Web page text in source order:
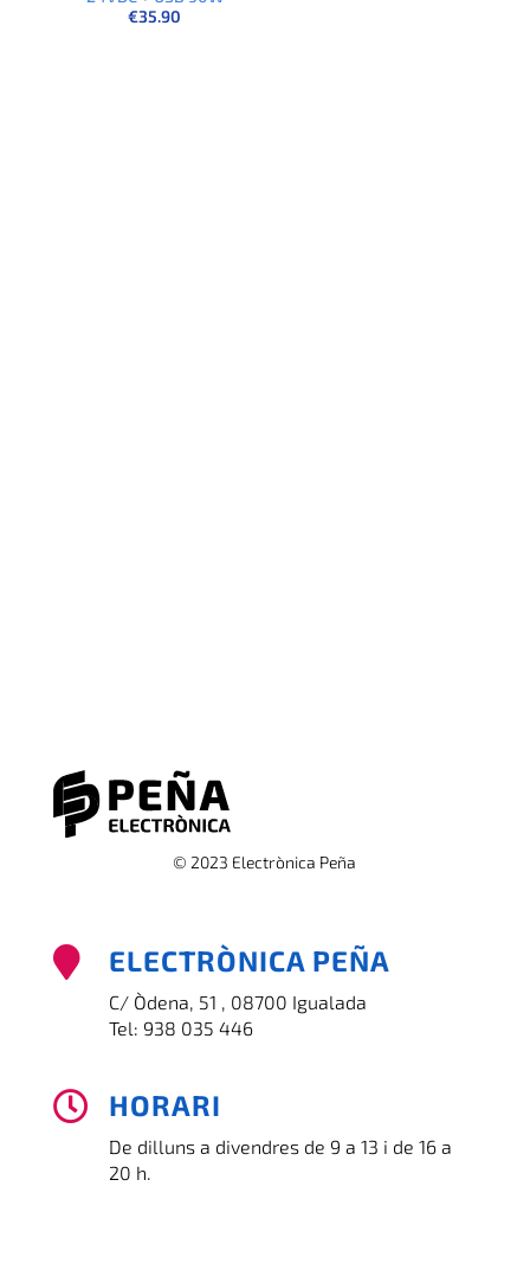
€35.90
© 2023 Electrònica Peña
 ELECTRÒNICA PEÑA
C/ Òdena, 51 , 08700 Igualada
Tel: 938 035 446
 HORARI
De dilluns a divendres de 9 a 13 i de 16 a
20 h.